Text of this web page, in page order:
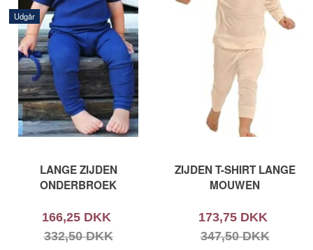
Udgår
LANGE ZIJDEN
ONDERBROEK
166,25 DKK
332,50 DKK
ZIJDEN T-SHIRT LANGE
MOUWEN
173,75 DKK
347,50 DKK